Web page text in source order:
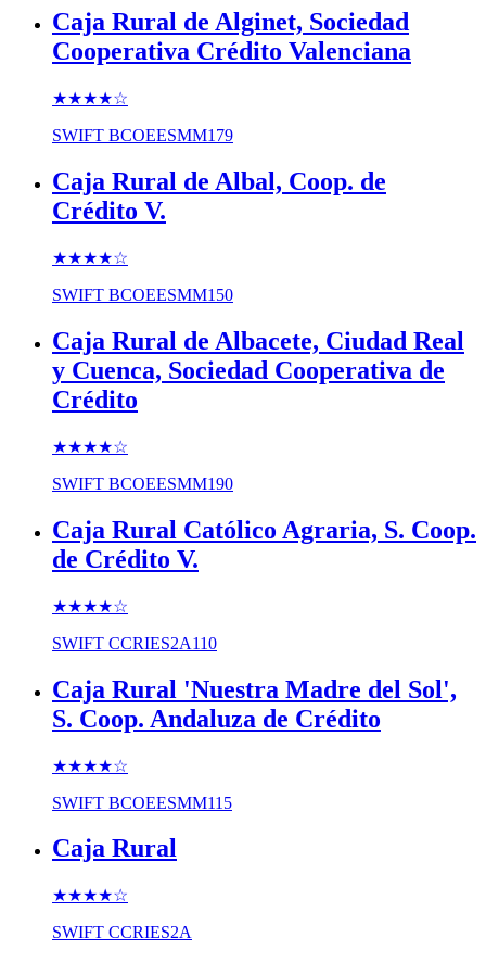
Caja Rural de Alginet, Sociedad
Cooperativa Crédito Valenciana
★★★★☆
SWIFT BCOEESMM179
Caja Rural de Albal, Coop. de
Crédito V.
★★★★☆
SWIFT BCOEESMM150
Caja Rural de Albacete, Ciudad Real
y Cuenca, Sociedad Cooperativa de
Crédito
★★★★☆
SWIFT BCOEESMM190
Caja Rural Católico Agraria, S. Coop.
de Crédito V.
★★★★☆
SWIFT CCRIES2A110
Caja Rural 'Nuestra Madre del Sol',
S. Coop. Andaluza de Crédito
★★★★☆
SWIFT BCOEESMM115
Caja Rural
★★★★☆
SWIFT CCRIES2A